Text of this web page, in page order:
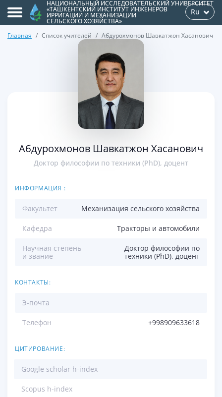
НАЦИОНАЛЬНЫЙ ИССЛЕДОВАТЕЛЬСКИЙ УНИВЕРСИТЕТ
«ТАШКЕНТСКИЙ ИНСТИТУТ ИНЖЕНЕРОВ
ИРРИГАЦИИ И МЕХАНИЗАЦИИ
СЕЛЬСКОГО ХОЗЯЙСТВА»
Ru
Главная Список учителей Абдурохмонов Шавкатжон Хасанович
Абдурохмонов Шавкатжон Хасанович
Доктор философии по техники (PhD), доцент
ИНФОРМАЦИЯ :
Факультет Механизация сельского хозяйства
Кафедра Тракторы и автомобили
Научная степень
и звание
Доктор философии по
техники (PhD), доцент
КОНТАКТЫ:
Э-почта
Телефон +998909633618
ЦИТИРОВАНИЕ:
Google scholar h-index
Scopus h-index